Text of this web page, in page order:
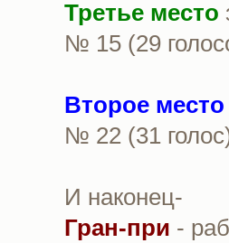
Третье место
№ 15 (29
Второе
№ 22 (31
И наконец-
Гран-при -